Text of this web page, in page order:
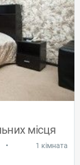
місця
• 1 кімната